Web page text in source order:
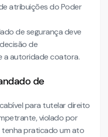
atribuições do Poder
de segurança deve
de
a autoridade coatora.
de
para tutelar direito
violado por
praticado um ato